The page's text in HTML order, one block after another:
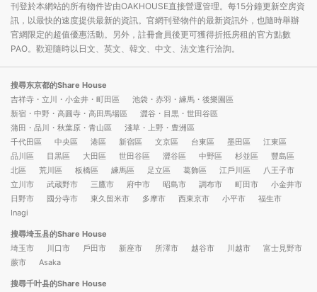
刊登於本網站的所有物件皆由OAKHOUSE直接營運管理。每15分鐘更新空房資
訊，以最快的速度提供最新的資訊。官網刊登物件的最新資訊外，也隨時舉辦
官網限定的超值優惠活動。另外，註冊會員後更可獲得折抵房租的官方點數
PAO。歡迎隨時以日文、英文、韓文、中文、法文進行洽詢。
搜尋东京都的Share House
吉祥寺・立川・小金井・町田區
池袋・赤羽・練馬・後樂園區
新宿・中野・高圓寺・高田馬場區
澀谷・目黒・世田谷區
蒲田・品川・秋葉原・青山區
淺草・上野・豊洲區
千代田區
中央區 港區 新宿區 文京區 台東區 墨田區
江東區
品川區
目黒區 大田區 世田谷區 澀谷區 中野區 杉並區
豐島區
北區
荒川區 板橋區 練馬區 足立區 葛飾區 江戶川區
八王子市
立川市
武蔵野市 三鷹市 府中市 昭島市 調布市 町田市
小金井市
日野市
國分寺市 東久留米市 多摩市 西東京市 小平市
福生市
Inagi
搜尋埼玉县的Share House
埼玉市
川口市 戶田市 新座市 所澤市 越谷市 川越市
富士見野市
蕨市
Asaka
搜尋千叶县的Share House